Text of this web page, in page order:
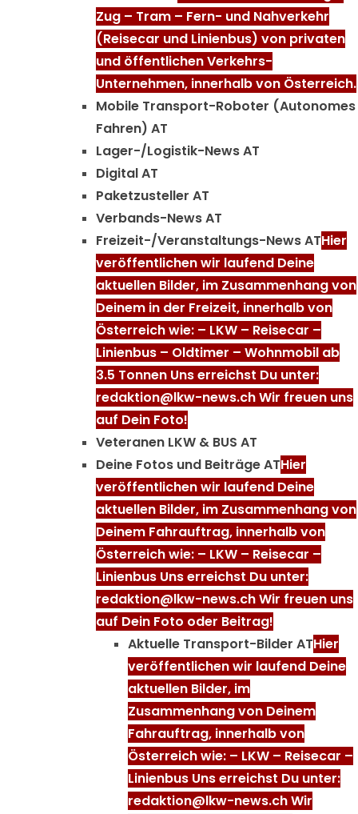
Zug – Tram – Fern- und Nahverkehr
(Reisecar und Linienbus) von privaten
und öffentlichen Verkehrs-
Unternehmen, innerhalb von Österreich.
Mobile Transport-Roboter (Autonomes
Fahren) AT
Lager-/Logistik-News AT
Digital AT
Paketzusteller AT
Verbands-News AT
Freizeit-/Veranstaltungs-News ATHier
veröffentlichen wir laufend Deine
aktuellen Bilder, im Zusammenhang von
Deinem in der Freizeit, innerhalb von
Österreich wie: – LKW – Reisecar –
Linienbus – Oldtimer – Wohnmobil ab
3.5 Tonnen Uns erreichst Du unter:
redaktion@lkw-news.ch Wir freuen uns
auf Dein Foto!
Veteranen LKW & BUS AT
Deine Fotos und Beiträge ATHier
veröffentlichen wir laufend Deine
aktuellen Bilder, im Zusammenhang von
Deinem Fahrauftrag, innerhalb von
Österreich wie: – LKW – Reisecar –
Linienbus Uns erreichst Du unter:
redaktion@lkw-news.ch Wir freuen uns
auf Dein Foto oder Beitrag!
Aktuelle Transport-Bilder ATHier
veröffentlichen wir laufend Deine
aktuellen Bilder, im
Zusammenhang von Deinem
Fahrauftrag, innerhalb von
Österreich wie: – LKW – Reisecar –
Linienbus Uns erreichst Du unter:
redaktion@lkw-news.ch Wir